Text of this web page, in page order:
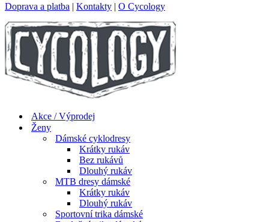
Doprava a platba | Kontakty | O Cycology
Akce / Výprodej
Ženy
Dámské cyklodresy
Krátky rukáv
Bez rukávů
Dlouhý rukáv
MTB dresy dámské
Krátky rukáv
Dlouhý rukáv
Sportovní trika dámské